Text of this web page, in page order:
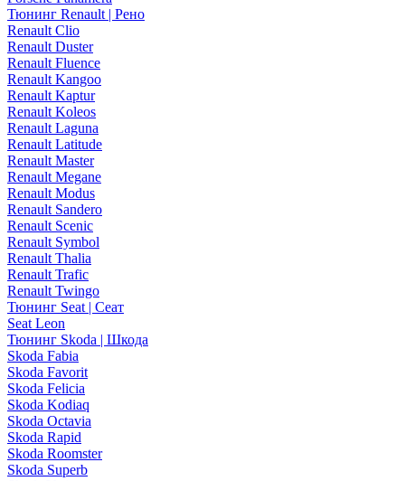
Тюнинг Renault | Рено
Renault Clio
Renault Duster
Renault Fluence
Renault Kangoo
Renault Kaptur
Renault Koleos
Renault Laguna
Renault Latitude
Renault Master
Renault Megane
Renault Modus
Renault Sandero
Renault Scenic
Renault Symbol
Renault Thalia
Renault Trafic
Renault Twingo
Тюнинг Seat | Сеат
Seat Leon
Тюнинг Skoda | Шкода
Skoda Fabia
Skoda Favorit
Skoda Felicia
Skoda Kodiaq
Skoda Octavia
Skoda Rapid
Skoda Roomster
Skoda Superb